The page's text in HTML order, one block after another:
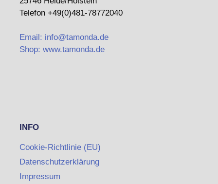
Telefon +49(0)481-78772040
Email: info@tamonda.de
Shop: www.tamonda.de
INFO
Cookie-Richtlinie (EU)
Datenschutzerklärung
Impressum